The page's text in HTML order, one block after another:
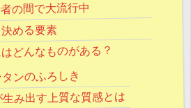
の間で大流行中
める要素
どんなものがある？
ンのふろしき
み出す上質な質感とは